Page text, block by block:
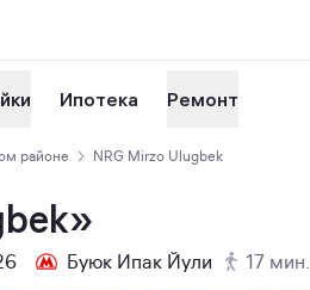
Ипотека Ремонт
районе NRG Mirzo Ulugbek
Буюк Ипак Йули 17 мин.